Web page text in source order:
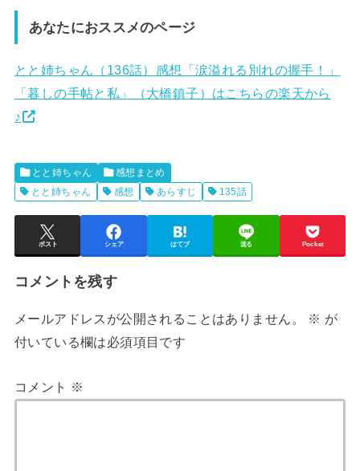
あなたにおススメのページ
とと姉ちゃん（136話）感想「涙溢れる別れの握手！」
「暮しの手帖と私」（大橋鎮子）はこちらの楽天から
♪
とと姉ちゃん
感想まとめ
とと姉ちゃん
感想 あらすじ 135話
ポスト シェア はてブ 送る Pocket
コメントを残す
メールアドレスが公開されることはありません。 ※ が
付いている欄は必須項目です
コメント ※